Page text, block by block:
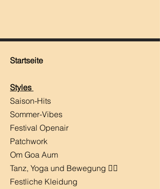
Startseite
Styles
Saison-Hits
​Sommer-Vibes
Festival Openair
Patchwork
Om Goa Aum
Tanz, Yoga und Bewegung 🧘‍♀️
Festliche Kleidung